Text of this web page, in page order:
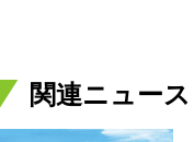
関連ニュース